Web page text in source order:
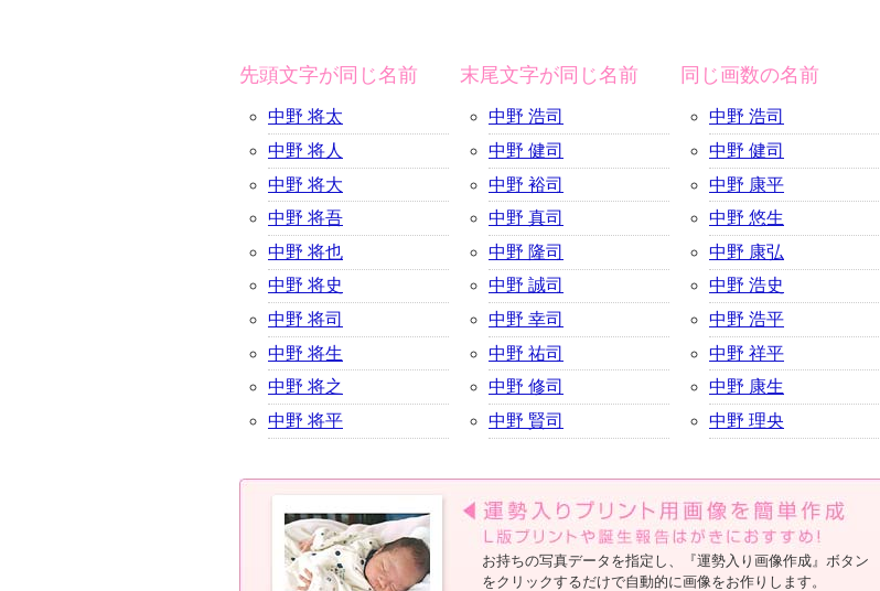
先頭文字が同じ名前
中野 将太
中野 将人
中野 将大
中野 将吾
中野 将也
中野 将史
中野 将司
中野 将生
中野 将之
中野 将平
末尾文字が同じ名前
中野 浩司
中野 健司
中野 裕司
中野 真司
中野 隆司
中野 誠司
中野 幸司
中野 祐司
中野 修司
中野 賢司
同じ画数の名前
中野 浩司
中野 健司
中野 康平
中野 悠生
中野 康弘
中野 浩史
中野 浩平
中野 祥平
中野 康生
中野 理央
お持ちの写真データを指定し、『運勢入り画像作成』ボタン
をクリックするだけで自動的に画像をお作りします。